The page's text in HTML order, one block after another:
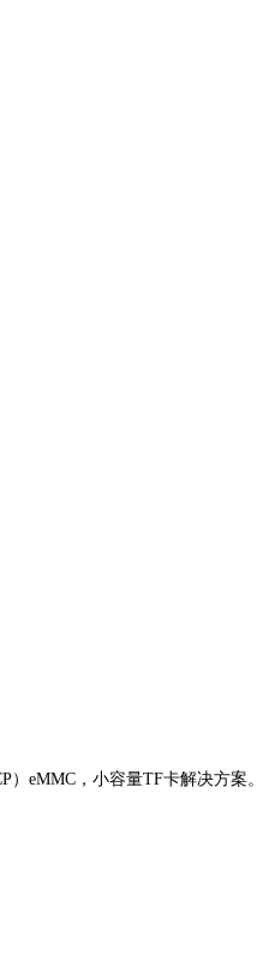
eMMC，小容量TF卡解决方案。